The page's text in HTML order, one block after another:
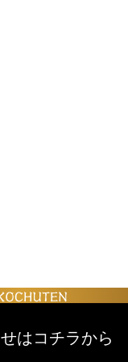
はコチラから